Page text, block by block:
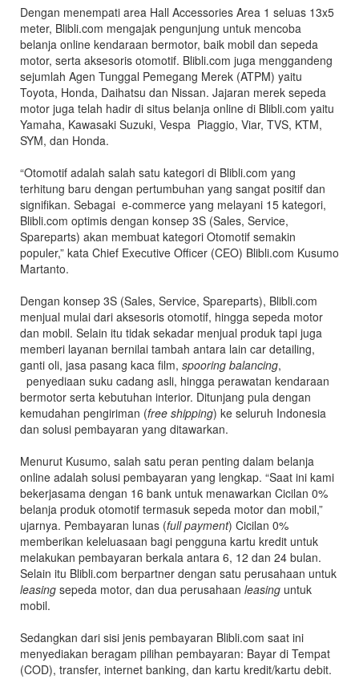
Dengan menempati area Hall Accessories Area 1 seluas 13x5
meter, Blibli.com mengajak pengunjung untuk mencoba
belanja online kendaraan bermotor, baik mobil dan sepeda
motor, serta aksesoris otomotif. Blibli.com juga menggandeng
sejumlah Agen Tunggal Pemegang Merek (ATPM) yaitu
Toyota, Honda, Daihatsu dan Nissan. Jajaran merek sepeda
motor juga telah hadir di situs belanja online di Blibli.com yaitu
Yamaha, Kawasaki Suzuki, Vespa Piaggio, Viar, TVS, KTM,
SYM, dan Honda.
“Otomotif adalah salah satu kategori di Blibli.com yang
terhitung baru dengan pertumbuhan yang sangat positif dan
signifikan. Sebagai e-commerce yang melayani 15 kategori,
Blibli.com optimis dengan konsep 3S (Sales, Service,
Spareparts) akan membuat kategori Otomotif semakin
populer,” kata Chief Executive Officer (CEO) Blibli.com Kusumo
Martanto.
Dengan konsep 3S (Sales, Service, Spareparts), Blibli.com
menjual mulai dari aksesoris otomotif, hingga sepeda motor
dan mobil. Selain itu tidak sekadar menjual produk tapi juga
memberi layanan bernilai tambah antara lain car detailing,
ganti oli, jasa pasang kaca film, spooring balancing,
penyediaan suku cadang asli, hingga perawatan kendaraan
bermotor serta kebutuhan interior. Ditunjang pula dengan
kemudahan pengiriman (free shipping) ke seluruh Indonesia
dan solusi pembayaran yang ditawarkan.
Menurut Kusumo, salah satu peran penting dalam belanja
online adalah solusi pembayaran yang lengkap. “Saat ini kami
bekerjasama dengan 16 bank untuk menawarkan Cicilan 0%
belanja produk otomotif termasuk sepeda motor dan mobil,”
ujarnya. Pembayaran lunas (full payment) Cicilan 0%
memberikan keleluasaan bagi pengguna kartu kredit untuk
melakukan pembayaran berkala antara 6, 12 dan 24 bulan.
Selain itu Blibli.com berpartner dengan satu perusahaan untuk
leasing sepeda motor, dan dua perusahaan leasing untuk
mobil.
Sedangkan dari sisi jenis pembayaran Blibli.com saat ini
menyediakan beragam pilihan pembayaran: Bayar di Tempat
(COD), transfer, internet banking, dan kartu kredit/kartu debit.